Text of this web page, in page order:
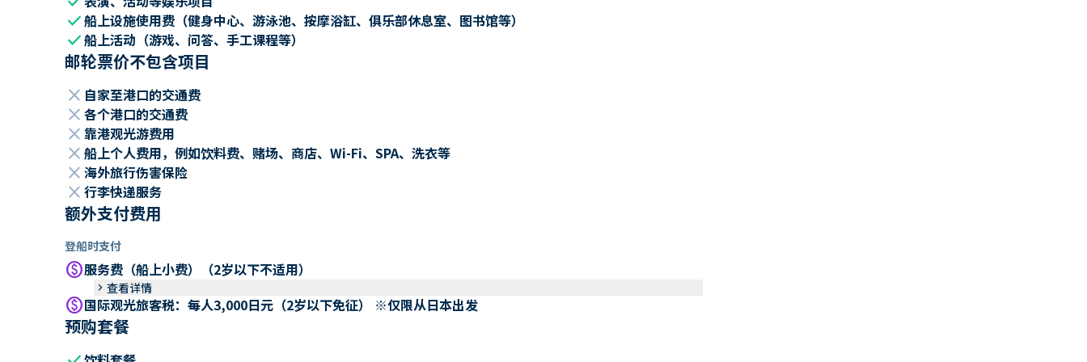
check船上设施使用费（健身中心、游泳池、按摩浴缸、俱乐部休息室、图书馆等）
check船上活动（游戏、问答、手工课程等）
邮轮票价不包含项目
close 自家至港口的交通费
close 各个港口的交通费
close 靠港观光游费用
close 船上个人费用，例如饮料费、赌场、商店、Wi-Fi、SPA、洗衣等
close 海外旅行伤害保险
close 行李快递服务
额外支付费用
登船时支付
paid服务费（船上小费）（2岁以下不适用）
keyboard_arrow_right 查看详情
paid国际观光旅客税：每人3,000日元（2岁以下免征） ※仅限从日本出发
预购套餐